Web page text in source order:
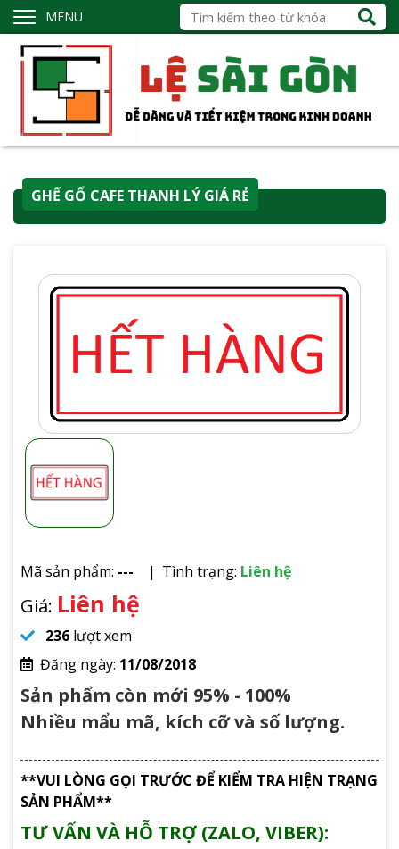
MENU
GHẾ GỔ CAFE THANH LÝ GIÁ RẺ
Mã sản phẩm: --- Tình trạng: Liên hệ
Giá: Liên hệ
236 lượt xem
Đăng ngày: 11/08/2018
Sản phẩm còn mới 95% - 100%
Nhiều mẩu mã, kích cỡ và số lượng.
**VUI LÒNG GỌI TRƯỚC ĐỂ KIỂM TRA HIỆN TRẠNG
SẢN PHẨM**
TƯ VẤN VÀ HỖ TRỢ (ZALO, VIBER):